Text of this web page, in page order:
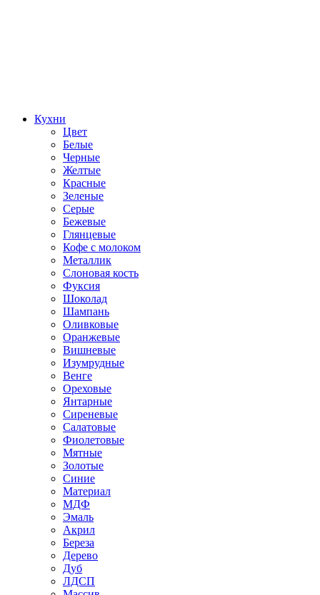
Кухни
Цвет
Белые
Черные
Желтые
Красные
Зеленые
Серые
Бежевые
Глянцевые
Кофе с молоком
Металлик
Слоновая кость
Фуксия
Шоколад
Шампань
Оливковые
Оранжевые
Вишневые
Изумрудные
Венге
Ореховые
Янтарные
Сиреневые
Салатовые
Фиолетовые
Мятные
Золотые
Синие
Материал
МДФ
Эмаль
Акрил
Береза
Дерево
Дуб
ЛДСП